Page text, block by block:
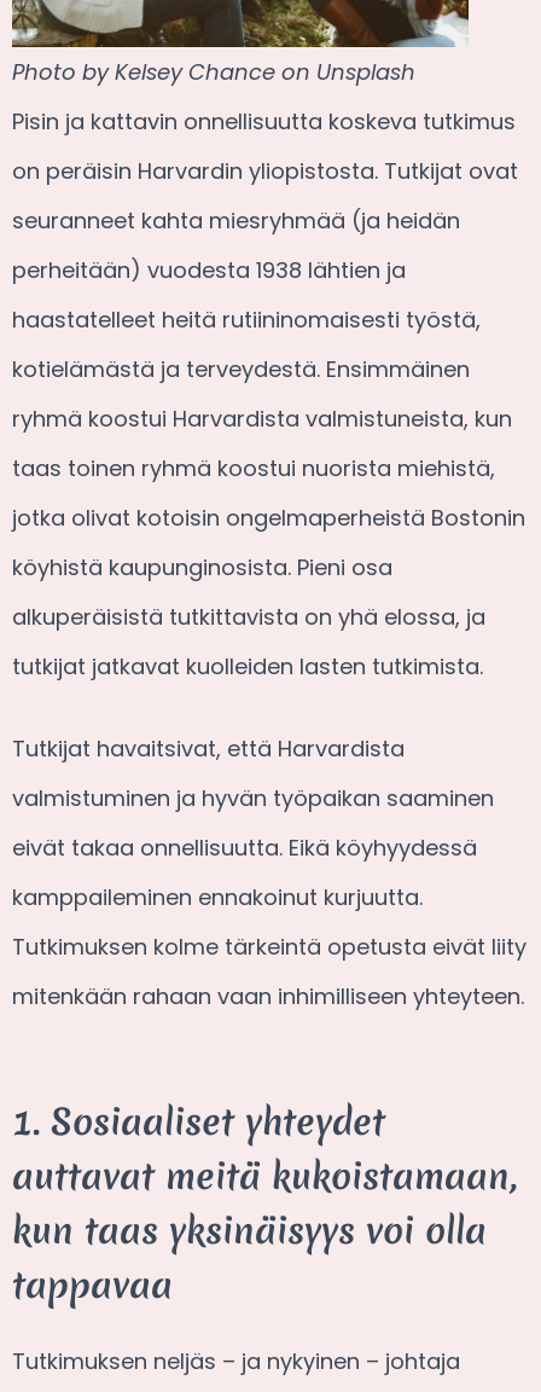
Photo by Kelsey Chance on Unsplash
Pisin ja kattavin onnellisuutta koskeva tutkimus
on peräisin Harvardin yliopistosta. Tutkijat ovat
seuranneet kahta miesryhmää (ja heidän
perheitään) vuodesta 1938 lähtien ja
haastatelleet heitä rutiininomaisesti työstä,
kotielämästä ja terveydestä. Ensimmäinen
ryhmä koostui Harvardista valmistuneista, kun
taas toinen ryhmä koostui nuorista miehistä,
jotka olivat kotoisin ongelmaperheistä Bostonin
köyhistä kaupunginosista. Pieni osa
alkuperäisistä tutkittavista on yhä elossa, ja
tutkijat jatkavat kuolleiden lasten tutkimista.
Tutkijat havaitsivat, että Harvardista
valmistuminen ja hyvän työpaikan saaminen
eivät takaa onnellisuutta. Eikä köyhyydessä
kamppaileminen ennakoinut kurjuutta.
Tutkimuksen kolme tärkeintä opetusta eivät liity
mitenkään rahaan vaan inhimilliseen yhteyteen.
1. Sosiaaliset yhteydet
auttavat meitä kukoistamaan,
kun taas yksinäisyys voi olla
tappavaa
Tutkimuksen neljäs – ja nykyinen – johtaja